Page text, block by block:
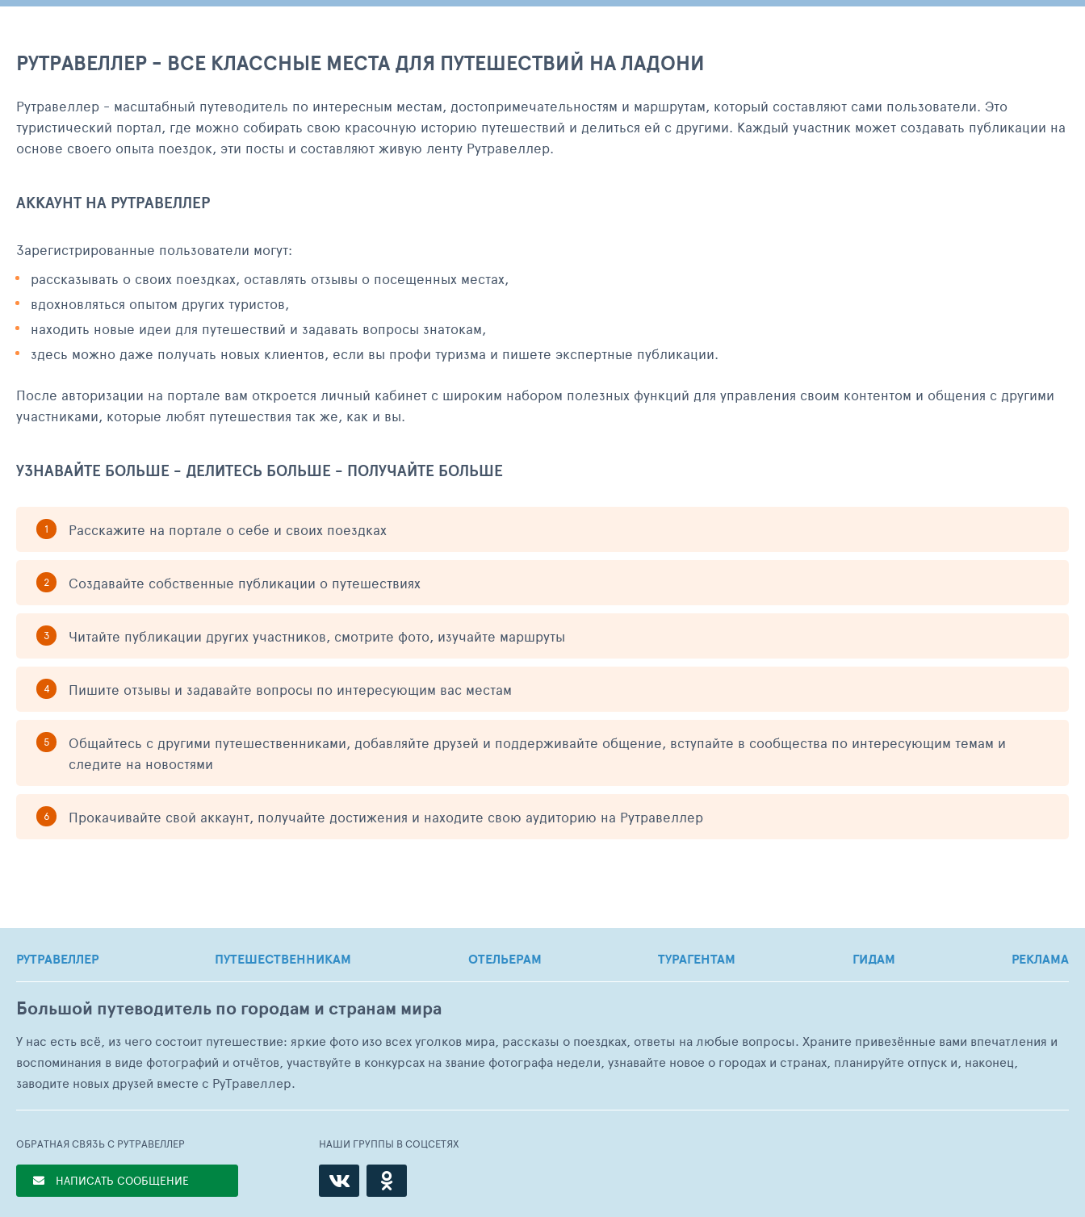
РУТРАВЕЛЛЕР - ВСЕ КЛАССНЫЕ МЕСТА ДЛЯ ПУТЕШЕСТВИЙ НА ЛАДОНИ
Рутравеллер - масштабный путеводитель по интересным местам, достопримечательностям и маршрутам, который составляют сами пользователи. Это
туристический портал, где можно собирать свою красочную историю путешествий и делиться ей с другими. Каждый участник может создавать публикации на
основе своего опыта поездок, эти посты и составляют живую ленту Рутравеллер.
АККАУНТ НА РУТРАВЕЛЛЕР
Зарегистрированные пользователи могут:
рассказывать о своих поездках, оставлять отзывы о посещенных местах,
вдохновляться опытом других туристов,
находить новые идеи для путешествий и задавать вопросы знатокам,
здесь можно даже получать новых клиентов, если вы профи туризма и пишете экспертные публикации.
После авторизации на портале вам откроется личный кабинет с широким набором полезных функций для управления своим контентом и общения с другими
участниками, которые любят путешествия так же, как и вы.
УЗНАВАЙТЕ БОЛЬШЕ - ДЕЛИТЕСЬ БОЛЬШЕ - ПОЛУЧАЙТЕ БОЛЬШЕ
Расскажите на портале о себе и своих поездках
Создавайте собственные публикации о путешествиях
Читайте публикации других участников, смотрите фото, изучайте маршруты
Пишите отзывы и задавайте вопросы по интересующим вас местам
Общайтесь с другими путешественниками, добавляйте друзей и поддерживайте общение, вступайте в сообщества по интересующим темам и
следите на новостями
Прокачивайте свой аккаунт, получайте достижения и находите свою аудиторию на Рутравеллер
РУТРАВЕЛЛЕР ПУТЕШЕСТВЕННИКАМ ОТЕЛЬЕРАМ ТУРАГЕНТАМ ГИДАМ РЕКЛАМА
Большой путеводитель по городам и странам мира
У нас есть всё, из чего состоит путешествие: яркие фото изо всех уголков мира, рассказы о поездках, ответы на любые вопросы. Храните привезённые вами впечатления и
воспоминания в виде фотографий и отчётов, участвуйте в конкурсах на звание фотографа недели, узнавайте новое о городах и странах, планируйте отпуск и, наконец,
заводите новых друзей вместе с РуТравеллер.
ОБРАТНАЯ СВЯЗЬ С РУТРАВЕЛЛЕР
НАПИСАТЬ СООБЩЕНИЕ
НАШИ ГРУППЫ В СОЦСЕТЯХ